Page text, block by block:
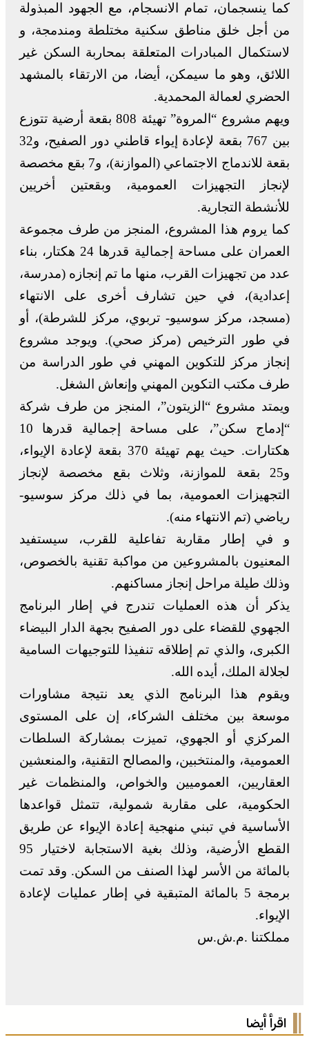
كما ينسجمان، تمام الانسجام، مع الجهود المبذولة
من أجل خلق مناطق سكنية مختلطة ومندمجة، و
لاستكمال المبادرات المتعلقة بمحاربة السكن غير
اللائق، وهو ما سيمكن، أيضا، من الارتقاء بالمشهد
الحضري لعمالة المحمدية.
ويهم مشروع “المروة” تهيئة 808 بقعة أرضية تتوزع
بين 767 بقعة لإعادة إيواء قاطني دور الصفيح، و32
بقعة للاندماج الاجتماعي (الموازنة)، و7 بقع مخصصة
لإنجاز التجهيزات العمومية، وبقعتين أخريين
للأنشطة التجارية.
كما يروم هذا المشروع، المنجز من طرف مجموعة
العمران على مساحة إجمالية قدرها 24 هكتار، بناء
عدد من تجهيزات القرب، منها ما تم إنجازه (مدرسة،
إعدادية)، في حين تشارف أخرى على الانتهاء
(مسجد، مركز سوسيو- تربوي، مركز للشرطة)، أو
في طور الترخيص (مركز صحي). ويوجد مشروع
إنجاز مركز للتكوين المهني في طور الدراسة من
طرف مكتب التكوين المهني وإنعاش الشغل.
ويمتد مشروع “الزيتون”، المنجز من طرف شركة
“إدماج سكن”، على مساحة إجمالية قدرها 10
هكتارات. حيث يهم تهيئة 370 بقعة لإعادة الإيواء،
و25 بقعة للموازنة، وثلاث بقع مخصصة لإنجاز
التجهيزات العمومية، بما في ذلك مركز سوسيو-
رياضي (تم الانتهاء منه).
و في إطار مقاربة تفاعلية للقرب، سيستفيد
المعنيون بالمشروعين من مواكبة تقنية بالخصوص،
وذلك طيلة مراحل إنجاز مساكنهم.
يذكر أن هذه العمليات تندرج في إطار البرنامج
الجهوي للقضاء على دور الصفيح بجهة الدار البيضاء
الكبرى، والذي تم إطلاقه تنفيذا للتوجيهات السامية
لجلالة الملك، أيده الله.
ويقوم هذا البرنامج الذي يعد نتيجة مشاورات
موسعة بين مختلف الشركاء، إن على المستوى
المركزي أو الجهوي، تميزت بمشاركة السلطات
العمومية، والمنتخبين، والمصالح التقنية، والمنعشين
العقاريين، العموميين والخواص، والمنظمات غير
الحكومية، على مقاربة شمولية، تتمثل قواعدها
الأساسية في تبني منهجية إعادة الإيواء عن طريق
القطع الأرضية، وذلك بغية الاستجابة لاختيار 95
بالمائة من الأسر لهذا الصنف من السكن. وقد تمت
برمجة 5 بالمائة المتبقية في إطار عمليات لإعادة
الإيواء.
مملكتنا .م.ش.س
اقرأ أيضا